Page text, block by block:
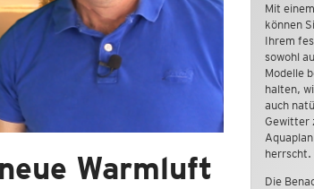
Warmluft
Mit
können
Ihrem
sowohl
Modelle
halten,
auch
Gewitter
herrscht.
Die